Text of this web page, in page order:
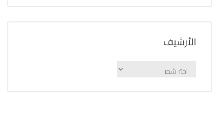
اﻷرشيف
اﻷرشيف